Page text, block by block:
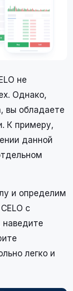
не
Однако,
вы обладаете
К примеру,
данной
и определим
с
наведите
легко и